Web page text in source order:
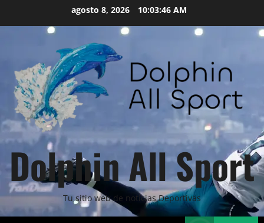
agosto 8, 2026 10:03:47 AM
Dolphin All Sport
Tu sitio web de noticias Deportivas